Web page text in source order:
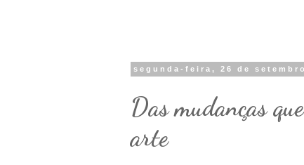
segunda-feira, 26 de setembro
Das mudanças
arte